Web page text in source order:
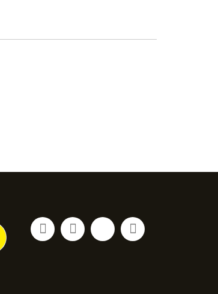
FacebookYouTubeVimeo Instagram